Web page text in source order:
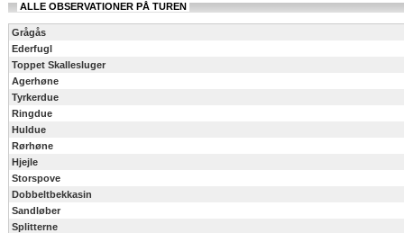
ALLE OBSERVATIONER PÅ TUREN
Grågås
Ederfugl
Toppet Skallesluger
Agerhøne
Tyrkerdue
Ringdue
Huldue
Rørhøne
Hjejle
Storspove
Dobbeltbekkasin
Sandløber
Splitterne